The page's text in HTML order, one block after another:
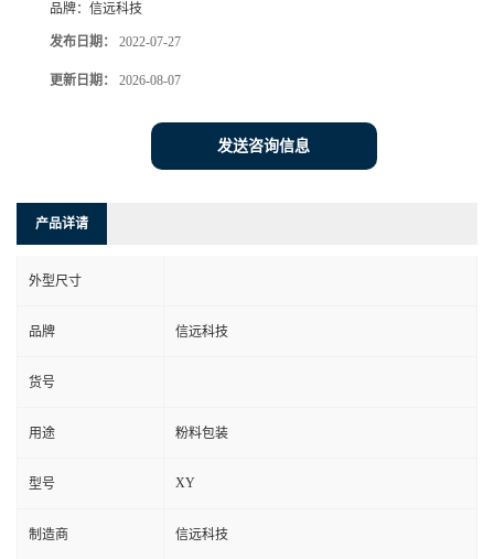
品牌： 信远科技
发布日期： 2022-07-27
更新日期： 2026-08-07
发送咨询信息
产品详请
外型尺寸
品牌 信远科技
货号
用途 粉料包装
型号 XY
制造商 信远科技